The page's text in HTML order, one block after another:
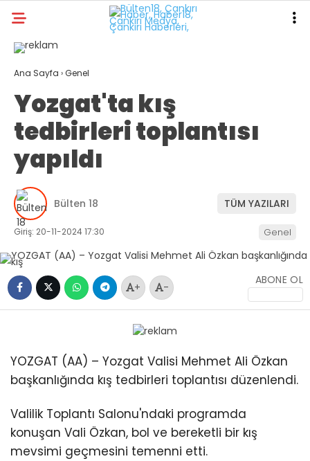
GALERİ
GÜNDEM
POLITIKA
KÜLTÜR-SANAT
DÜNYA
SPOR
EĞITIM
SAĞLIK
TEKNOLOJI
Ana Sayfa ›Genel
Yozgat'ta kış
tedbirleri toplantısı
yapıldı
Bülten 18 TÜM YAZILARI
Giriş: 20-11-2024 17:30 Genel
+ -
ABONE OL
YOZGAT (AA) – Yozgat Valisi Mehmet Ali Özkan
başkanlığında kış tedbirleri toplantısı düzenlendi.
Valilik Toplantı Salonu'ndaki programda
konuşan Vali Özkan, bol ve bereketli bir kış
mevsimi geçmesini temenni etti.